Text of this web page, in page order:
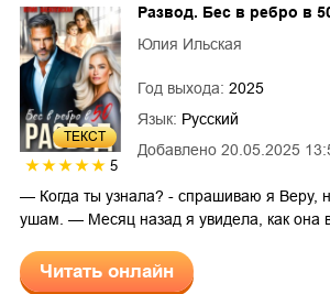
ТЕКСТ
5
Добавлено 20.05.2025
Развод. Бес в ребро в
Юлия Ильская
Год выхода: 2025
Язык: Русский
— Когда ты узнала? - спрашиваю я Веру,
ушам. — Месяц назад я увидела, как она
Читать онлайн